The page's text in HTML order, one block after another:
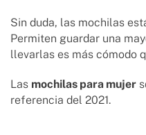
Sin duda, las mochilas
Permiten guardar una
llevarlas es más cómodo
Las mochilas para mujer
referencia del 2021.